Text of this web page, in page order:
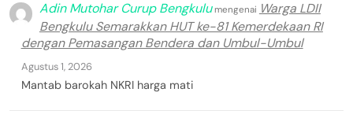
Adin Mutohar Curup Bengkulumengenai Warga LDII
Bengkulu Semarakkan HUT ke-81 Kemerdekaan RI
dengan Pemasangan Bendera dan Umbul-Umbul
Agustus 1, 2026
Mantab barokah NKRI harga mati